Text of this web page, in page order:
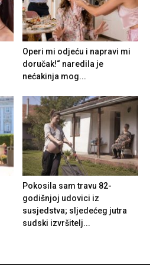
Operi mi odjeću i napravi mi
doručak!“ naredila je
nećakinja mog...
Pokosila sam travu 82-
godišnjoj udovici iz
susjedstva; sljedećeg jutra
sudski izvršitelj...